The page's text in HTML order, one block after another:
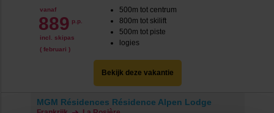
vanaf
889 p.p.
incl. skipas
( februari )
500m tot centrum
800m tot skilift
500m tot piste
logies
Bekijk deze vakantie
MGM Résidences Résidence Alpen Lodge